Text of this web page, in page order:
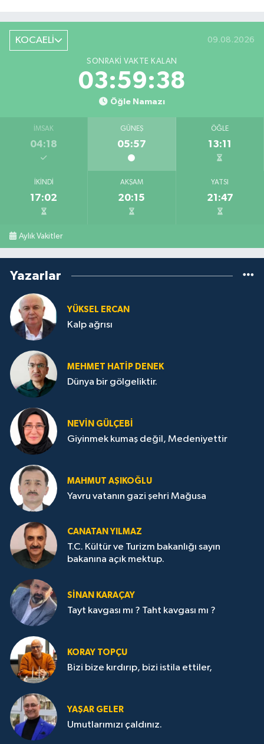
KOCAELİ 09.08.2026
SONRAKI VAKTE KALAN
03:59:38
Öğle Namazı
İMSAK
04:18
GÜNEŞ
05:57
ÖĞLE
13:11
İKINDI
17:02
AKŞAM
20:15
YATSI
21:47
Aylık Vakitler
Yazarlar
YÜKSEL ERCAN
Kalp ağrısı
MEHMET HATİP DENEK
Dünya bir gölgeliktir.
NEVİN GÜLÇEBİ
Giyinmek kumaş değil, Medeniyettir
MAHMUT AŞIKOĞLU
Yavru vatanın gazi şehri Mağusa
CANATAN YILMAZ
T.C. Kültür ve Turizm bakanlığı sayın
bakanına açık mektup.
SİNAN KARAÇAY
Tayt kavgası mı ? Taht kavgası mı ?
KORAY TOPÇU
Bizi bize kırdırıp, bizi istila ettiler,
YAŞAR GELER
Umutlarımızı çaldınız.